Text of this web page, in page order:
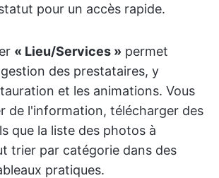
pour un accès rapide.
« Lieu/Services » permet
des prestataires, y
et les animations. Vous
de l'information, télécharger des
que la liste des photos à
trier par catégorie dans des
pratiques.